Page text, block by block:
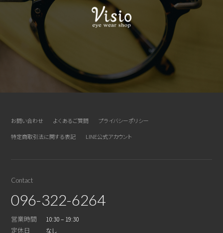
お問い合わせ よくあるご質問
プライバシーポリシー
特定商取引法に関する表記
LINE公式アカウント
Contact
096-322-6264
営業時間 10:30 – 19:30
定休日 なし